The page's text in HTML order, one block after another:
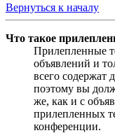
Вернуться к началу
Что такое
Прилепленные
объявлений и
всего
поэтому вы
же, как и с
прилепленных
конференции.